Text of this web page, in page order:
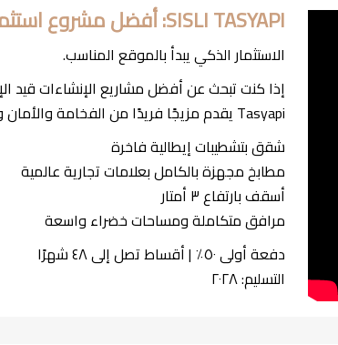
SISLI TASYAPI: أفضل مشروع استثماري OFF-PLAN في شيشلي 2026
الاستثمار الذكي يبدأ بالموقع المناسب.
Tasyapi يقدم مزيجًا فريدًا من الفخامة والأمان وقيمة استثمارية عالية في قلب شيشلي.
شقق بتشطيبات إيطالية فاخرة
مطابخ مجهزة بالكامل بعلامات تجارية عالمية
أسقف بارتفاع ٣ أمتار
مرافق متكاملة ومساحات خضراء واسعة
دفعة أولى ٥٠٪ | أقساط تصل إلى ٤٨ شهرًا
التسليم: ٢٠٢٨